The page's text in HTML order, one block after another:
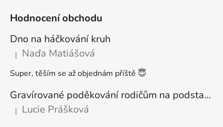
Hodnocení obchodu
Dno na háčkování kruh
Hodnocení produktu je 5 z 5 hvězdiček.
| Naďa Matiášová
Super, těším se až objednám příště 😇
Gravírované poděkování rodičům na podstavci
Hodnocení produktu je 5 z 5 hvězdiček.
| Lucie Prášková